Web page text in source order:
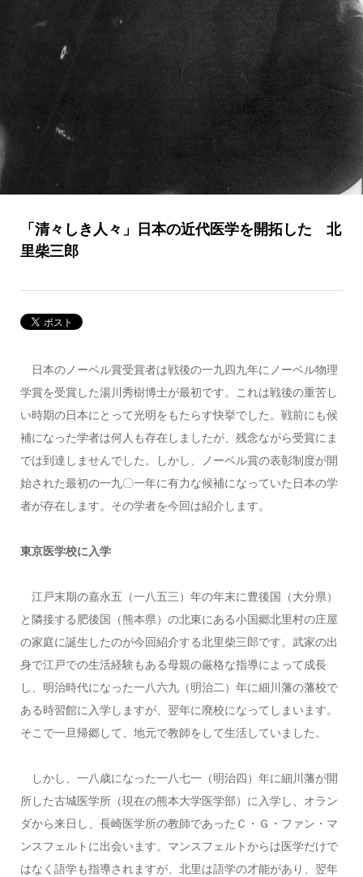
「清々しき人々」日本の近代医学を開拓した 北
里柴三郎
日本のノーベル賞受賞者は戦後の一九四九年にノーベル物理
学賞を受賞した湯川秀樹博士が最初です。これは戦後の重苦し
い時期の日本にとって光明をもたらす快挙でした。戦前にも候
補になった学者は何人も存在しましたが、残念ながら受賞にま
では到達しませんでした。しかし、ノーベル賞の表彰制度が開
始された最初の一九〇一年に有力な候補になっていた日本の学
者が存在します。その学者を今回は紹介します。
東京医学校に入学
江戸末期の嘉永五（一八五三）年の年末に豊後国（大分県）
と隣接する肥後国（熊本県）の北東にある小国郷北里村の庄屋
の家庭に誕生したのが今回紹介する北里柴三郎です。武家の出
身で江戸での生活経験もある母親の厳格な指導によって成長
し、明治時代になった一八六九（明治二）年に細川藩の藩校で
ある時習館に入学しますが、翌年に廃校になってしまいます。
そこで一旦帰郷して、地元で教師をして生活していました。
しかし、一八歳になった一八七一（明治四）年に細川藩が開
所した古城医学所（現在の熊本大学医学部）に入学し、オラン
ダから来日し、長崎医学所の教師であったＣ・Ｇ・ファン・マ
ンスフェルトに出会います。マンスフェルトからは医学だけで
はなく語学も指導されますが、北里は語学の才能があり、翌年